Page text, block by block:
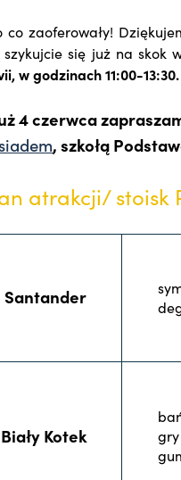
co zaoferowały!
się już na skok
w godzinach 11:00-13:30.
4 czerwca
, szkołą
atrakcji/ stoisk
Santander
Biały Kotek